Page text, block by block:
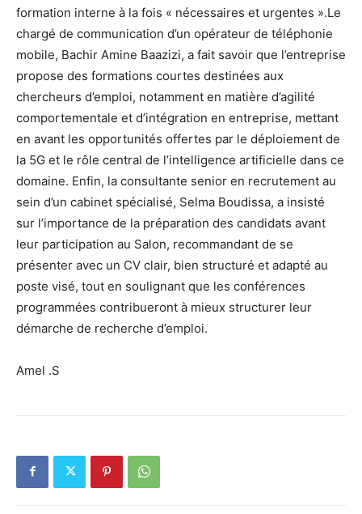
formation interne à la fois « nécessaires et urgentes ».Le
chargé de communication d’un opérateur de téléphonie
mobile, Bachir Amine Baazizi, a fait savoir que l’entreprise
propose des formations courtes destinées aux
chercheurs d’emploi, notamment en matière d’agilité
comportementale et d’intégration en entreprise, mettant
en avant les opportunités offertes par le déploiement de
la 5G et le rôle central de l’intelligence artificielle dans ce
domaine. Enfin, la consultante senior en recrutement au
sein d’un cabinet spécialisé, Selma Boudissa, a insisté
sur l’importance de la préparation des candidats avant
leur participation au Salon, recommandant de se
présenter avec un CV clair, bien structuré et adapté au
poste visé, tout en soulignant que les conférences
programmées contribueront à mieux structurer leur
démarche de recherche d’emploi.
Amel .S